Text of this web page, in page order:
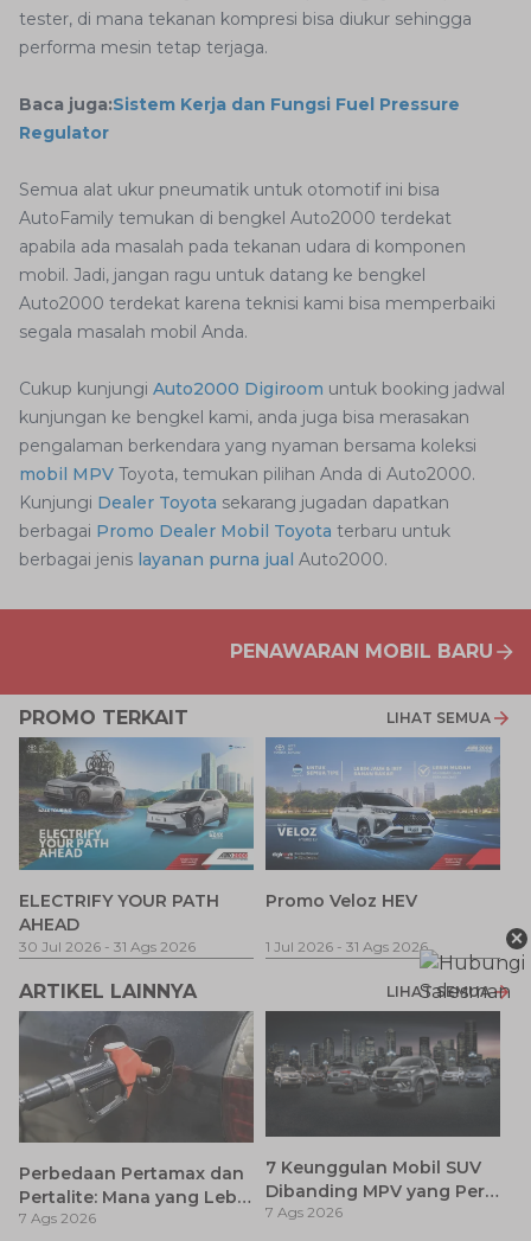
tester, di mana tekanan kompresi bisa diukur sehingga
performa mesin tetap terjaga.
Baca juga:Sistem Kerja dan Fungsi Fuel Pressure
Regulator
Semua alat ukur pneumatik untuk otomotif ini bisa
AutoFamily temukan di bengkel Auto2000 terdekat
apabila ada masalah pada tekanan udara di komponen
mobil. Jadi, jangan ragu untuk datang ke bengkel
Auto2000 terdekat karena teknisi kami bisa memperbaiki
segala masalah mobil Anda.
Cukup kunjungi Auto2000 Digiroom untuk booking jadwal
kunjungan ke bengkel kami, anda juga bisa merasakan
pengalaman berkendara yang nyaman bersama koleksi
mobil MPV Toyota, temukan pilihan Anda di Auto2000.
Kunjungi Dealer Toyota sekarang jugadan dapatkan
berbagai Promo Dealer Mobil Toyota terbaru untuk
berbagai jenis layanan purna jual Auto2000.
PENAWARAN MOBIL BARU
PROMO TERKAIT LIHAT SEMUA
ELECTRIFY YOUR PATH
AHEAD
30 Jul 2026 - 31 Ags 2026
Promo Veloz HEV
1 Jul 2026 - 31 Ags 2026
1
ARTIKEL LAINNYA LIHAT SEMUA
Perbedaan Pertamax dan
Pertalite: Mana yang Lebih
Baik untuk Mobil Toyota
7 Ags 2026
7 Keunggulan Mobil SUV
Dibanding MPV yang Perlu
Anda Ketahui
7 Ags 2026
×